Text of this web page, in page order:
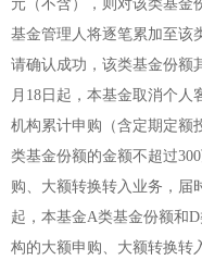
元（不含），则对该类基金
基金管理人将逐笔累加至该
请确认成功，该类基金份额
月18日起，本基金取消个人
机构累计申购（含定期定额
类基金份额的金额不超过
购、大额转换转入业务，届
起，本基金A类基金份额和
构的大额申购、大额转换转